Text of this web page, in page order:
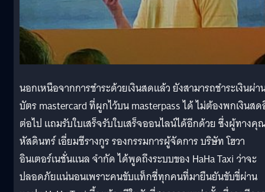
นอกเหนือจากการชำระด้วยเงินสดแล้ว ยังสามารถชำระเงินผ่า
บัตร mastercard ที่ผูกไว้บน masterpass ได้ ไม่ต้องพกเงินส
ต่อไป แถมรับใบเสร็จรับใบเสร็จออนไลน์ได้อีกด้วย ซึ่งผู้ทางคุ
หัสดินทร์ เอี่ยมชีรางกูร รองกรรมการผู้จัดการ บริษัท โฮวา
อินเตอร์เนชั่นแนล จำกัด ได้พูดถึงระบบของ HaHa Taxi ว่าจะ
ปลอดภัยแน่นอนเพราะคนขับแท็กซี่ทุกคนที่มายืนยันขับขี่ผ่าน